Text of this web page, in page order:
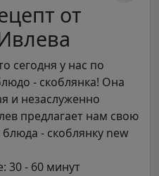
от
сегодня у нас по
- скоблянка! Она
и незаслуженно
предлагает нам свою
- скоблянку new
30 - 60 минут